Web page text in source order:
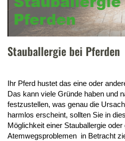
Stauballergie bei Pferden
Ihr Pferd hustet das eine oder
Das kann viele Gründe haben und
festzustellen, was genau die
harmlos erscheint, sollten Sie in
Möglichkeit einer Stauballergie oder
Atemwegsproblemen in Betracht